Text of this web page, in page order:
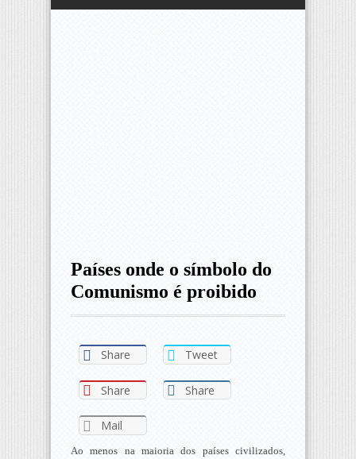
Países onde o símbolo do
Comunismo é proibido
Share Tweet
Share Share
Mail
Ao menos na maioria dos países civilizados,